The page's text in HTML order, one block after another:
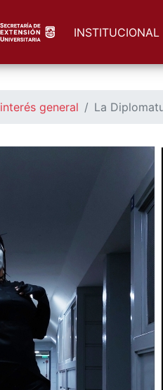
INSTITUCIONAL
interés general La